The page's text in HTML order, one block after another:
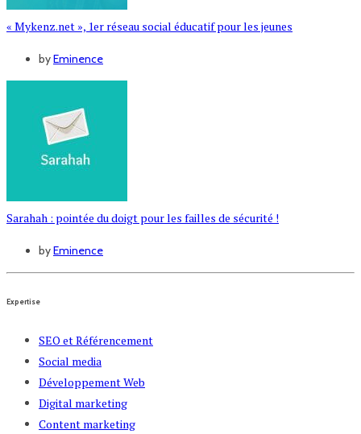
« Mykenz.net », 1er réseau social éducatif pour les jeunes
byEminence
Sarahah : pointée du doigt pour les failles de sécurité !
byEminence
Expertise
SEO et Référencement
Social media
Développement Web
Digital marketing
Content marketing